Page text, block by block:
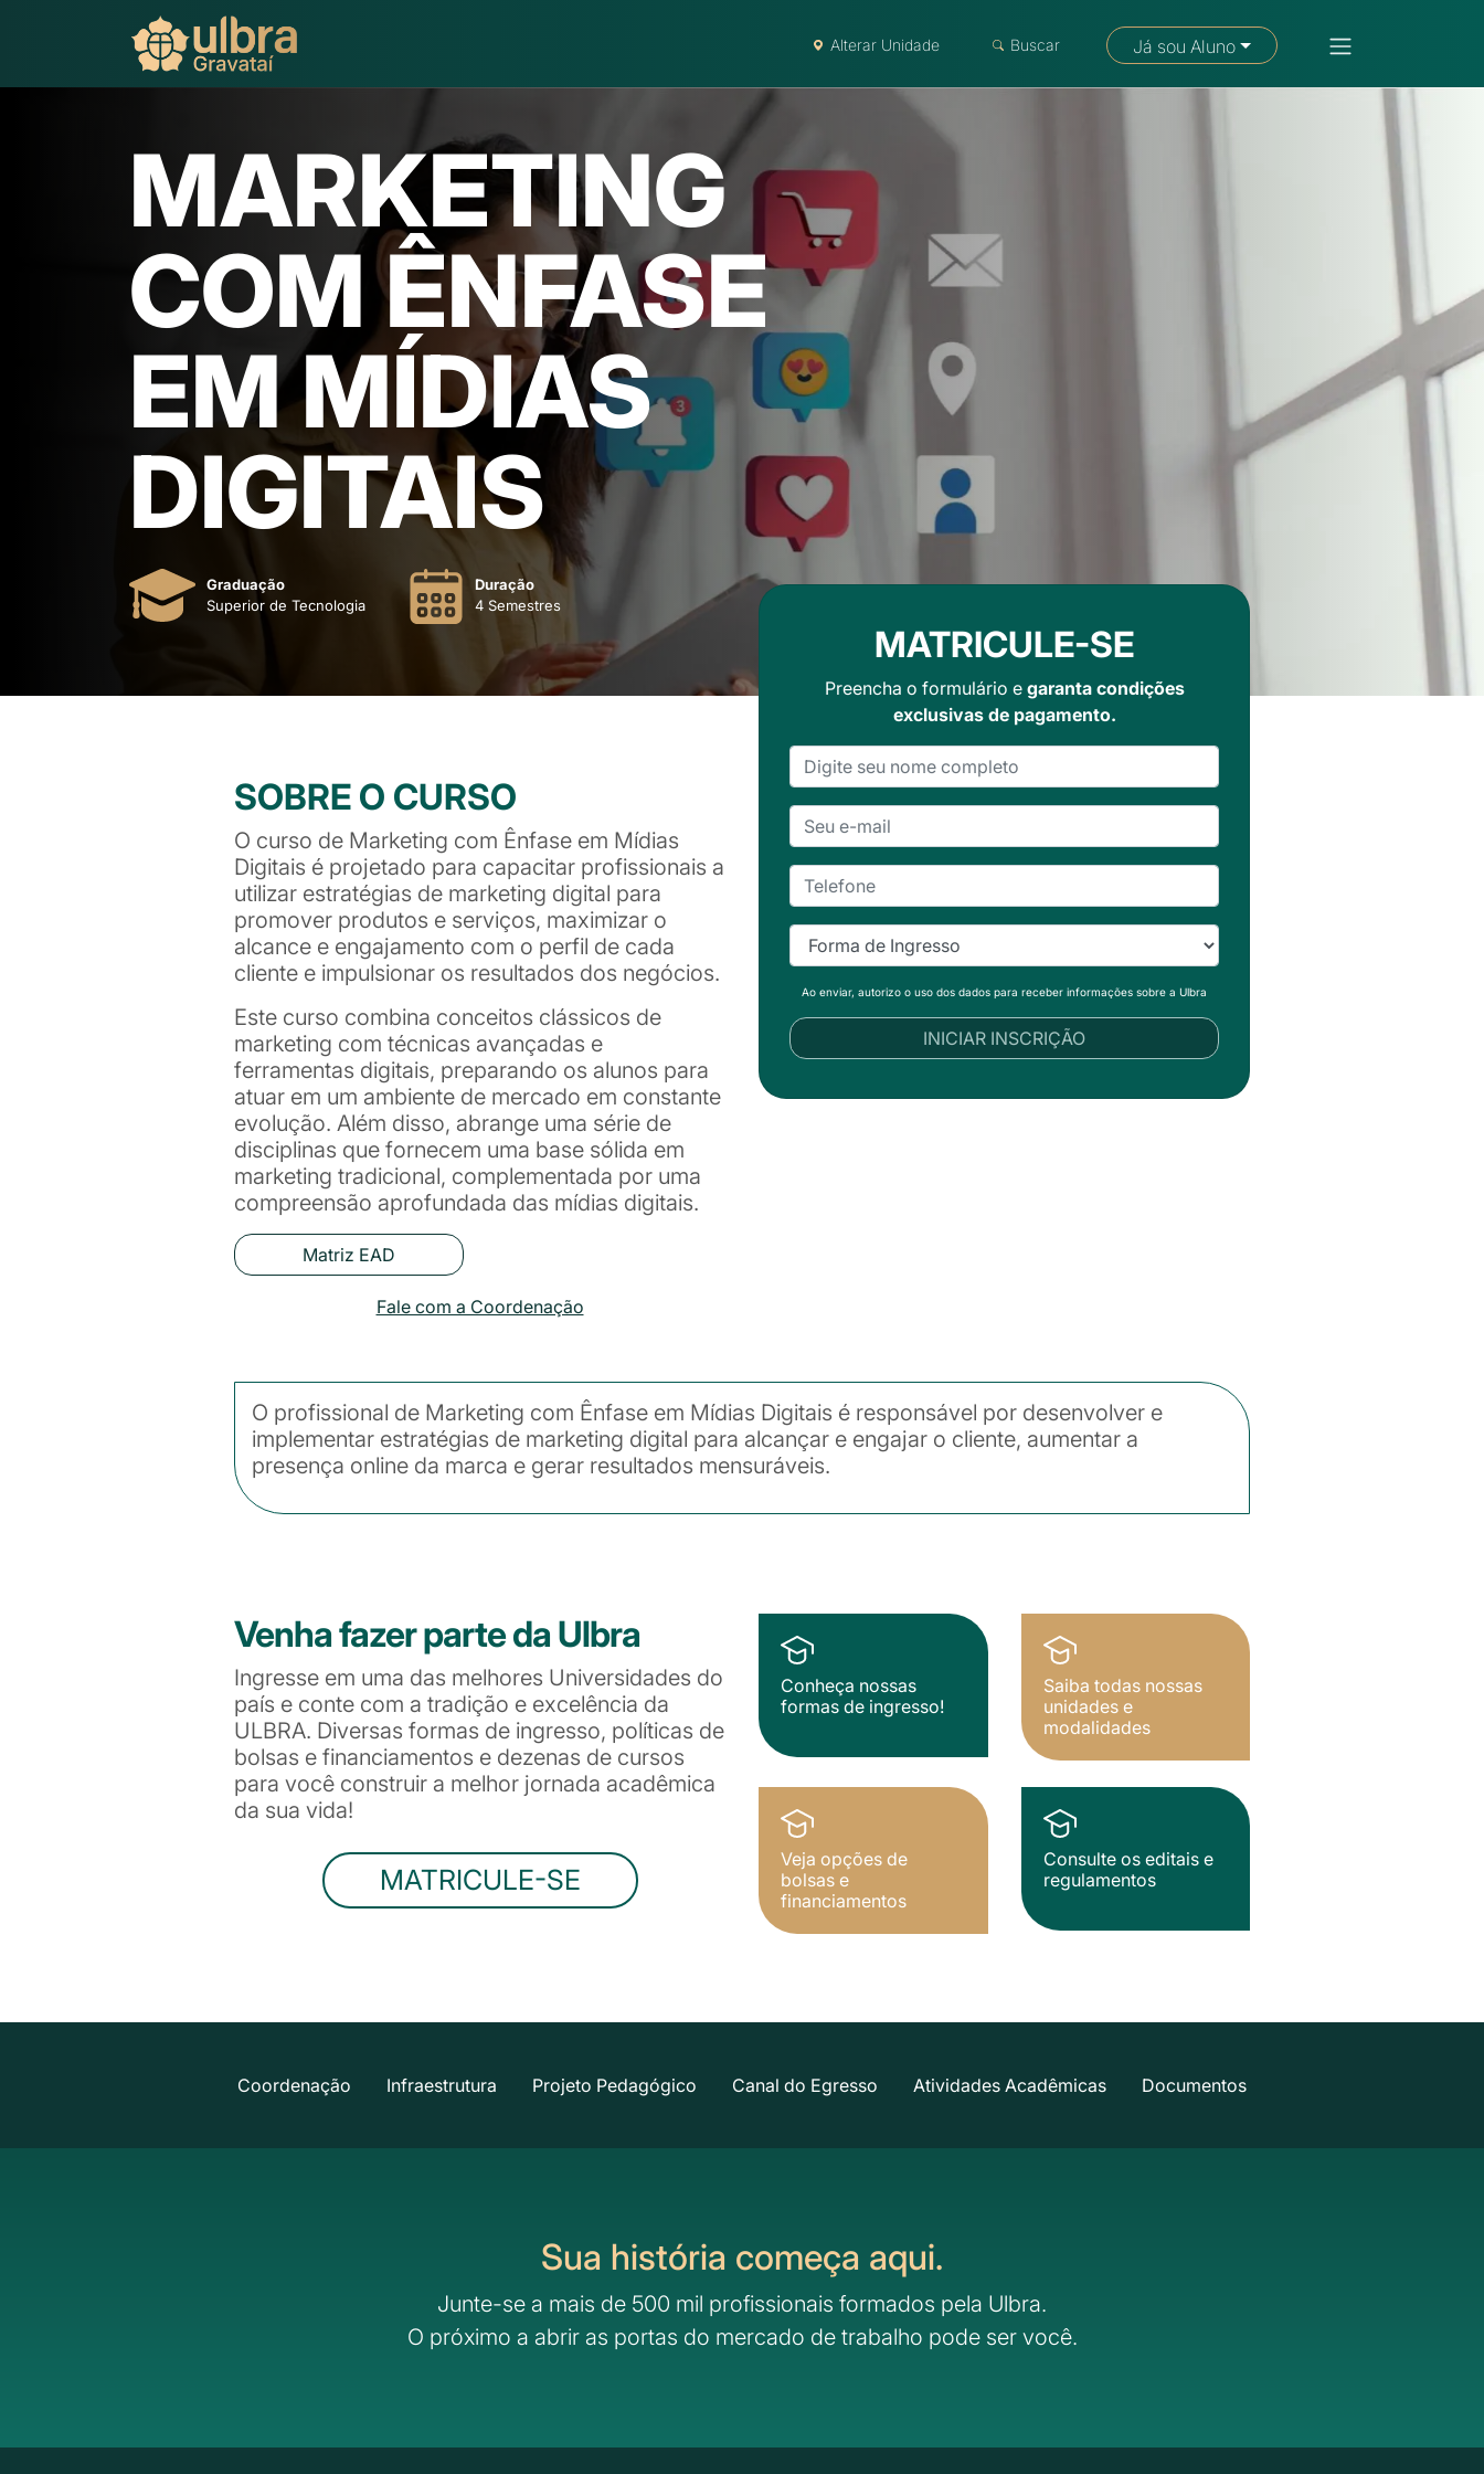
Fale com um consultor
Alterar Unidade Buscar Já sou Aluno
MARKETING
COM ÊNFASE
EM MÍDIAS
DIGITAIS
Graduação
Superior de Tecnologia
Duração
4 Semestres
MATRICULE-SE
Preencha o formulário e garanta condições
exclusivas de pagamento.
Ao enviar, autorizo o uso dos dados para receber informações sobre a Ulbra
INICIAR INSCRIÇÃO
SOBRE O CURSO
O curso de Marketing com Ênfase em Mídias
Digitais é projetado para capacitar profissionais a
utilizar estratégias de marketing digital para
promover produtos e serviços, maximizar o
alcance e engajamento com o perfil de cada
cliente e impulsionar os resultados dos negócios.
Este curso combina conceitos clássicos de
marketing com técnicas avançadas e
ferramentas digitais, preparando os alunos para
atuar em um ambiente de mercado em constante
evolução. Além disso, abrange uma série de
disciplinas que fornecem uma base sólida em
marketing tradicional, complementada por uma
compreensão aprofundada das mídias digitais.
Matriz EAD
Fale com a Coordenação
O profissional de Marketing com Ênfase em Mídias Digitais é responsável por desenvolver e
implementar estratégias de marketing digital para alcançar e engajar o cliente, aumentar a
presença online da marca e gerar resultados mensuráveis.
Venha fazer parte da Ulbra
Ingresse em uma das melhores Universidades do
país e conte com a tradição e excelência da
ULBRA. Diversas formas de ingresso, políticas de
bolsas e financiamentos e dezenas de cursos
para você construir a melhor jornada acadêmica
da sua vida!
MATRICULE-SE
Conheça nossas
formas de ingresso!
Saiba todas nossas
unidades e
modalidades
Veja opções de
bolsas e
financiamentos
Consulte os editais e
regulamentos
Coordenação Infraestrutura Projeto Pedagógico Canal do Egresso Atividades Acadêmicas Documentos
Sua história começa aqui.
Junte-se a mais de 500 mil profissionais formados pela Ulbra.
O próximo a abrir as portas do mercado de trabalho pode ser você.